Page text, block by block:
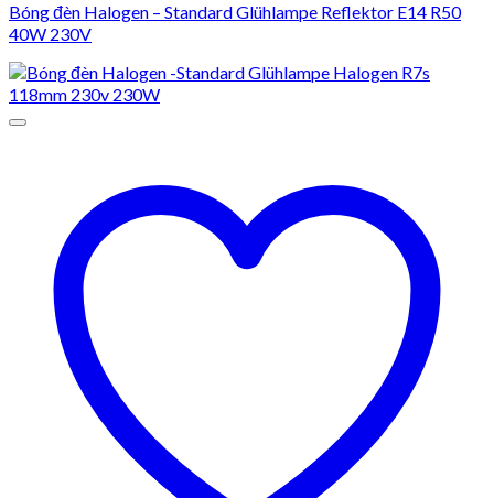
Bóng đèn Halogen – Standard Glühlampe Reflektor E14 R50
40W 230V